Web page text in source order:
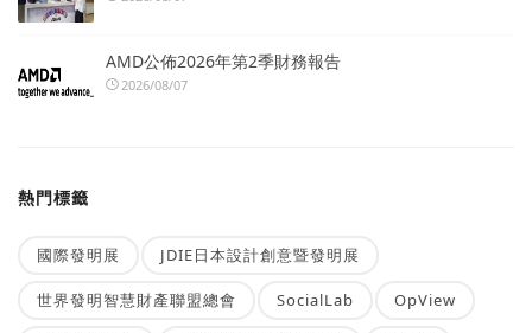
AMD公佈2026年第2季財務報告
2026/08/07
熱門標籤
國際發明展 JDIE日本設計創意暨發明展
世界發明智慧財產聯盟總會 SocialLab OpView